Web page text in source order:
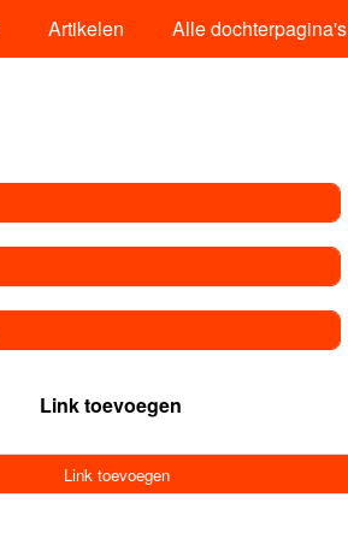
Artikelen Alle dochterpagina's
Link toevoegen
Link toevoegen